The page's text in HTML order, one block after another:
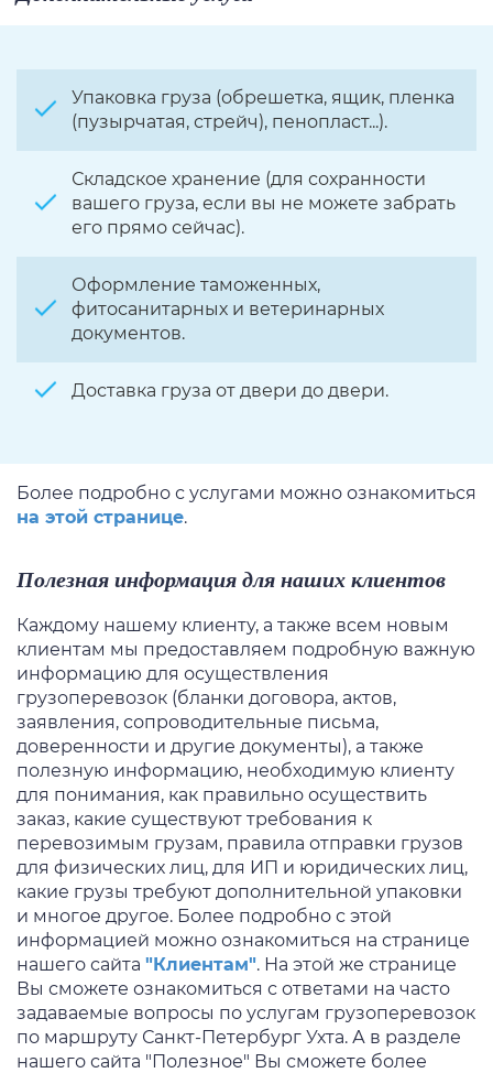
Упаковка груза (обрешетка, ящик, пленка
(пузырчатая, стрейч), пенопласт...).
Складское хранение (для сохранности
вашего груза, если вы не можете забрать
его прямо сейчас).
Оформление таможенных,
фитосанитарных и ветеринарных
документов.
Доставка груза от двери до двери.
Более подробно с услугами можно ознакомиться
на этой странице.
Полезная информация для наших клиентов
Каждому нашему клиенту, а также всем новым
клиентам мы предоставляем подробную важную
информацию для осуществления
грузоперевозок (бланки договора, актов,
заявления, сопроводительные письма,
доверенности и другие документы), а также
полезную информацию, необходимую клиенту
для понимания, как правильно осуществить
заказ, какие существуют требования к
перевозимым грузам, правила отправки грузов
для физических лиц, для ИП и юридических лиц,
какие грузы требуют дополнительной упаковки
и многое другое. Более подробно с этой
информацией можно ознакомиться на странице
нашего сайта "Клиентам". На этой же странице
Вы сможете ознакомиться с ответами на часто
задаваемые вопросы по услугам грузоперевозок
по маршруту Санкт-Петербург Ухта. А в разделе
нашего сайта "Полезное" Вы сможете более